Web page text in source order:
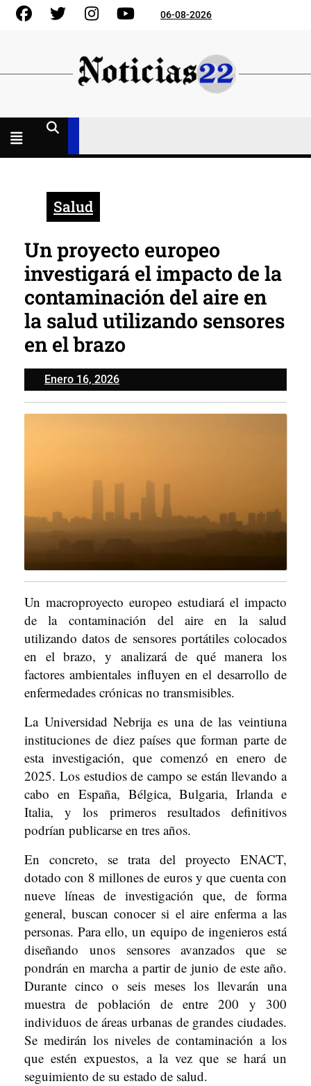
Skip
FacebookGorjeo InstagramYouTube06-08-2026
Salud
Un proyecto europeo
investigará el impacto de la
contaminación del aire en
la salud utilizando sensores
en el brazo
Enero 16, 2026Enero
16,
2026
Un macroproyecto europeo estudiará el impacto
de la contaminación del aire en la salud
utilizando datos de sensores portátiles colocados
en el brazo, y analizará de qué manera los
factores ambientales influyen en el desarrollo de
enfermedades crónicas no transmisibles.
La Universidad Nebrija es una de las veintiuna
instituciones de diez países que forman parte de
esta investigación, que comenzó en enero de
2025. Los estudios de campo se están llevando a
cabo en España, Bélgica, Bulgaria, Irlanda e
Italia, y los primeros resultados definitivos
podrían publicarse en tres años.
En concreto, se trata del proyecto ENACT,
dotado con 8 millones de euros y que cuenta con
nueve líneas de investigación que, de forma
general, buscan conocer si el aire enferma a las
personas. Para ello, un equipo de ingenieros está
diseñando unos sensores avanzados que se
pondrán en marcha a partir de junio de este año.
Durante cinco o seis meses los llevarán una
muestra de población de entre 200 y 300
individuos de áreas urbanas de grandes ciudades.
Se medirán los niveles de contaminación a los
que estén expuestos, a la vez que se hará un
seguimiento de su estado de salud.